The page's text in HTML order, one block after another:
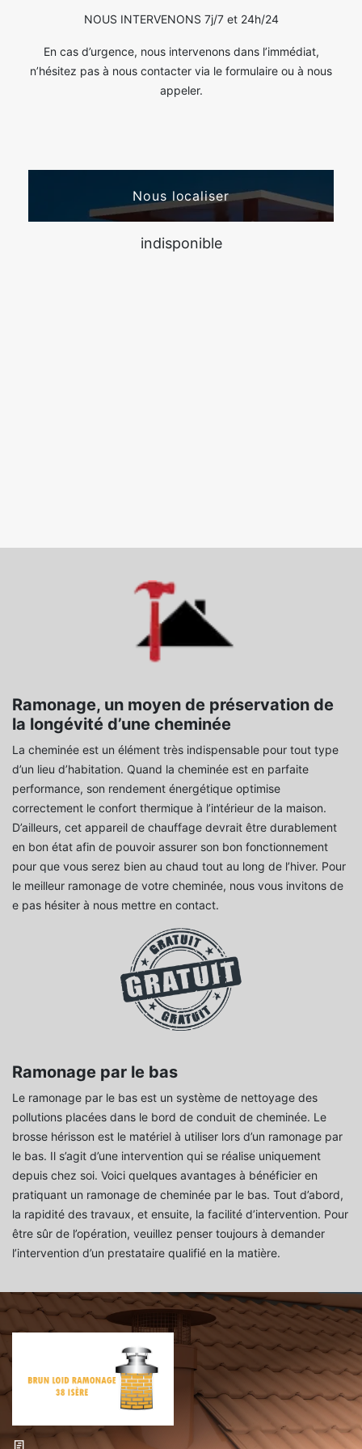
NOUS INTERVENONS 7j/7 et 24h/24
En cas d’urgence, nous intervenons dans l’immédiat,
n’hésitez pas à nous contacter via le formulaire ou à nous
appeler.
Nous localiser
indisponible
Ramonage, un moyen de préservation de
la longévité d’une cheminée
La cheminée est un élément très indispensable pour tout type
d’un lieu d’habitation. Quand la cheminée est en parfaite
performance, son rendement énergétique optimise
correctement le confort thermique à l’intérieur de la maison.
D’ailleurs, cet appareil de chauffage devrait être durablement
en bon état afin de pouvoir assurer son bon fonctionnement
pour que vous serez bien au chaud tout au long de l’hiver. Pour
le meilleur ramonage de votre cheminée, nous vous invitons de
e pas hésiter à nous mettre en contact.
Ramonage par le bas
Le ramonage par le bas est un système de nettoyage des
pollutions placées dans le bord de conduit de cheminée. Le
brosse hérisson est le matériel à utiliser lors d’un ramonage par
le bas. Il s’agit d’une intervention qui se réalise uniquement
depuis chez soi. Voici quelques avantages à bénéficier en
pratiquant un ramonage de cheminée par le bas. Tout d’abord,
la rapidité des travaux, et ensuite, la facilité d’intervention. Pour
être sûr de l’opération, veuillez penser toujours à demander
l’intervention d’un prestataire qualifié en la matière.